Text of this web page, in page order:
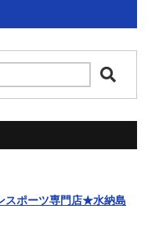
スポーツ専門店★水納島